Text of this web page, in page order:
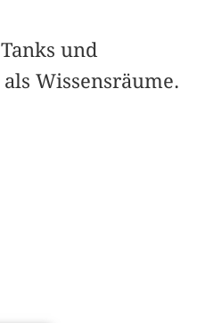
und
Wissensräume.